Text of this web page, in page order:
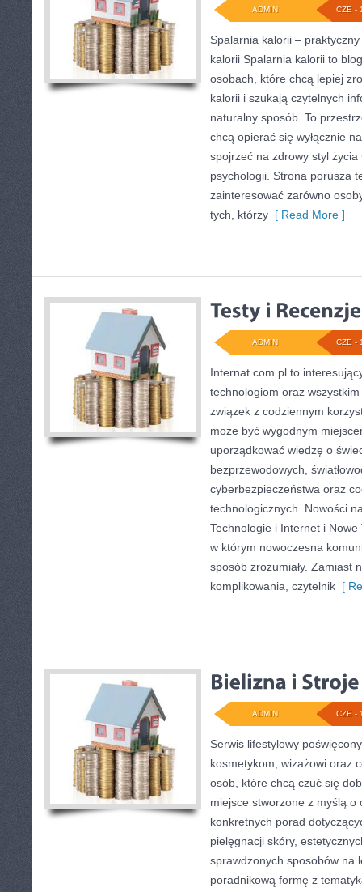
CZE -
ADMIN
Spalarnia kalorii –
kalorii Spalarnia kalorii to
osobach, które chcą lepiej
kalorii i szukają czytelnych
naturalny sposób. To
chcą opierać się wyłącznie
spojrzeć na zdrowy styl
psychologii. Strona porusza
zainteresować zarówno
tych, którzy [ Read More ]
CZE -
ADMIN
Internat.com.pl to
technologiom oraz
związek z codziennym
może być wygodnym
uporządkować wiedzę o
bezprzewodowych,
cyberbezpieczeństwa oraz
technologicznych. Nowości
Technologie i Internet i
w którym nowoczesna
sposób zrozumiały. Zamiast
komplikowania, czytelnik [
CZE -
ADMIN
Serwis lifestylowy
kosmetykom, wizażowi oraz
osób, które chcą czuć się
miejsce stworzone z myślą o
konkretnych porad
pielęgnacji skóry,
sprawdzonych sposobów na
poradnikową formę z